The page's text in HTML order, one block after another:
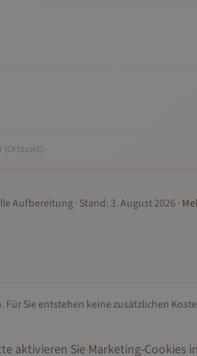
(Ortszeit).
Aufbereitung· Stand: 3. August 2026·
Sie entstehen keine zusätzlichen
aktivieren Sie Marketing-Cookies